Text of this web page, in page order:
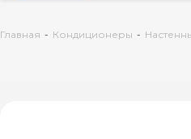
Главная - Кондиционеры -